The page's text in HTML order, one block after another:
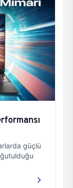
güçlü